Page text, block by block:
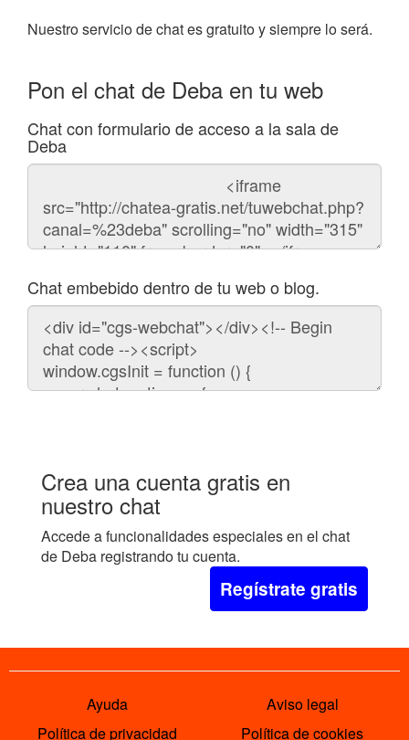
Nuestro servicio de chat es gratuito y siempre lo será.
Pon el chat de Deba en tu web
Chat con formulario de acceso a la sala de
Deba
Código
chat
Chat embebido dentro de tu web o blog.
Código
para
embeber
chat
Crea una cuenta gratis en
nuestro chat
Accede a funcionalidades especiales en el chat
de Deba registrando tu cuenta.
Regístrate gratis
Ayuda
Aviso legal
Política de privacidad
Política de cookies